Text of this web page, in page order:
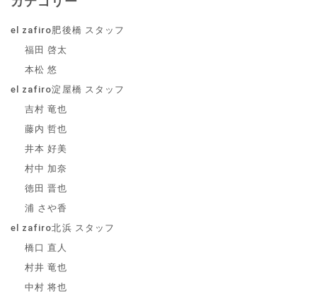
el zafiro肥後橋 スタッフ
福田 啓太
本松 悠
el zafiro淀屋橋 スタッフ
吉村 竜也
藤内 哲也
井本 好美
村中 加奈
徳田 晋也
浦 さや香
el zafiro北浜 スタッフ
橋口 直人
村井 竜也
中村 将也